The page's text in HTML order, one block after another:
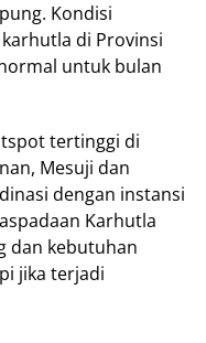
Kondisi
di Provinsi
untuk bulan
tertinggi di
Mesuji dan
dengan instansi
Karhutla
dan kebutuhan
jika terjadi